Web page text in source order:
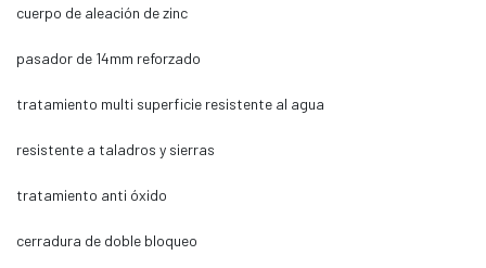
cuerpo de aleación de zinc
pasador de 14mm reforzado
tratamiento multi superficie resistente al agua
resistente a taladros y sierras
tratamiento anti óxido
cerradura de doble bloqueo